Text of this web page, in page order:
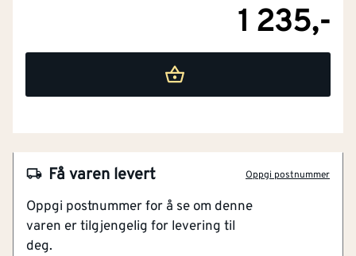
1 235,-
Få varen levert Oppgi postnummer
Oppgi postnummer for å se om denne
varen er tilgjengelig for levering til
deg.
NOBB